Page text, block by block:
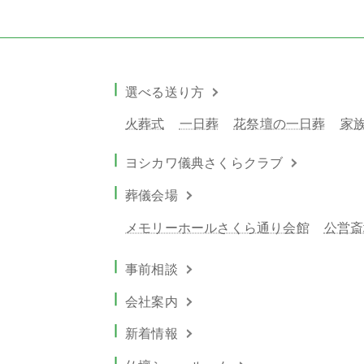
選べる送り方
火葬式 一日葬 花祭壇の一日葬 家
ヨシカワ儀典さくらクラブ
葬儀会場
メモリーホールさくら通り会館 公営
事前相談
会社案内
新着情報